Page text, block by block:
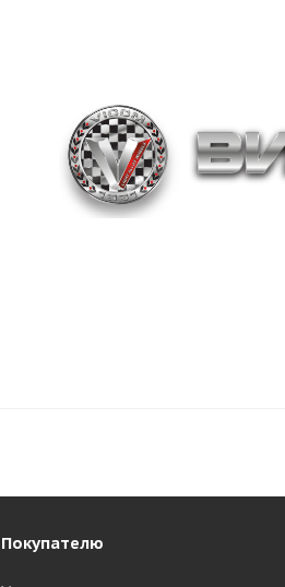
Покупателю